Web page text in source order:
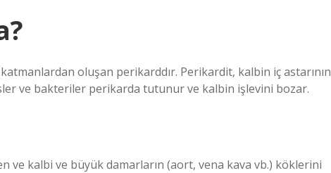
oluşan perikarddır. Perikardit, kalbin iç astarının
ve bakteriler perikarda tutunur ve kalbin işlevini bozar.
ve kalbi ve büyük damarların (aort, vena kava vb.) köklerini